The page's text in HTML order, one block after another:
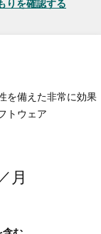
りを確認する
を備えた非常に効果
トウェア
月